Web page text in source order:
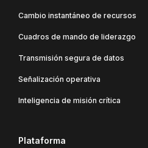
Cambio instantáneo de recursos
Cuadros de mando de liderazgo
Transmisión segura de datos
Señalización operativa
Inteligencia de misión crítica
Plataforma